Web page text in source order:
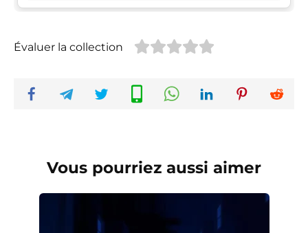
Évaluer la collection
Vous pourriez aussi aimer